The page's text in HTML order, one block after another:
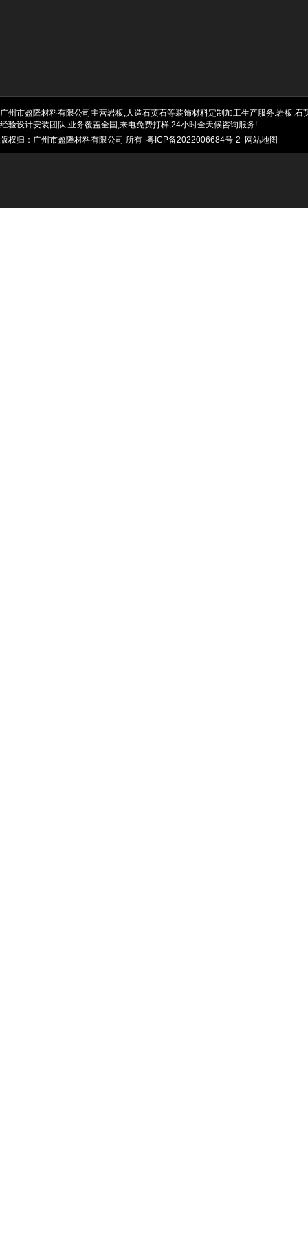
广州市盈隆材料有限公司主营岩板,人造石英石等装饰材料定制加工生产服务.岩板,
经验设计安装团队,业务覆盖全国,来电免费打样,24小时全天候咨询服务!
版权归：广州市盈隆材料有限公司 所有 粤ICP备2022006684号-2 网站地图